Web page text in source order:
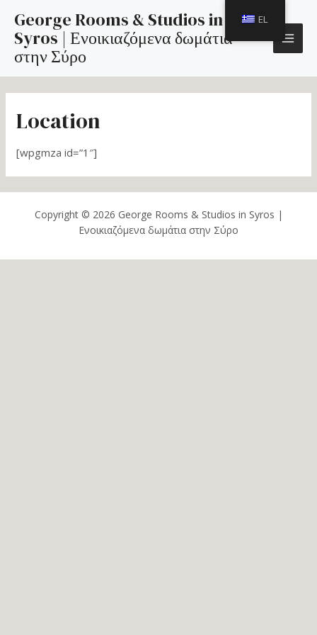
στο
περιεχόμενο
George Rooms & Studios in
Syros | Ενοικιαζόμενα δωμάτια
στην Σύρο
Location
[wpgmza id=”1″]
Copyright © 2026 George Rooms & Studios in Syros |
Ενοικιαζόμενα δωμάτια στην Σύρο
EL